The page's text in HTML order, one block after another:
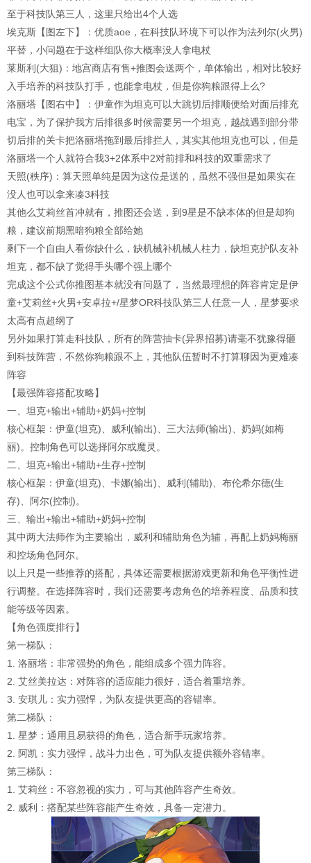
至于科技队第三人，这里只给出4个人选
埃克斯【图左下】：优质aoe，在科技队环境下可以作为法列尔(火男)
平替，小问题在于这样组队你大概率没人拿电杖
莱斯利(大狙)：地宫商店有售+推图会送两个，单体输出，相对比较好
入手培养的科技队打手，也能拿电杖，但是你狗粮跟得上么?
洛丽塔【图右中】：伊童作为坦克可以大跳切后排顺便给对面后排充
电宝，为了保护我方后排很多时候需要另一个坦克，越战遇到部分带
切后排的关卡把洛丽塔拖到最后排拦人，其实其他坦克也可以，但是
洛丽塔一个人就符合我3+2体系中2对前排和科技的双重需求了
天照(秩序)：算天照单纯是因为这位是送的，虽然不强但是如果实在
没人也可以拿来凑3科技
其他么艾莉丝首冲就有，推图还会送，到9星是不缺本体的但是却狗
粮，建议前期黑暗狗粮全部给她
剩下一个自由人看你缺什么，缺机械补机械人柱力，缺坦克护队友补
坦克，都不缺了觉得手头哪个强上哪个
完成这个公式你推图基本就没有问题了，当然最理想的阵容肯定是伊
童+艾莉丝+火男+安卓拉+/星梦OR科技队第三人任意一人，星梦要求
太高有点超纲了
另外如果打算走科技队，所有的阵营抽卡(异界招募)请毫不犹豫得砸
到科技阵营，不然你狗粮跟不上，其他队伍暂时不打算聊因为更难凑
阵容
【最强阵容搭配攻略​】
一、坦克+输出+辅助+奶妈+控制
核心框架：伊童(坦克)、威利(输出)、三大法师(输出)、奶妈(如梅
丽)。控制角色可以选择阿尔或魔灵。
二、坦克+输出+辅助+生存+控制
核心框架：伊童(坦克)、卡娜(输出)、威利(辅助)、布伦希尔德(生
存)、阿尔(控制)。
三、输出+输出+辅助+奶妈+控制
其中两大法师作为主要输出，威利和辅助角色为辅，再配上奶妈梅丽
和控场角色阿尔。
以上只是一些推荐的搭配，具体还需要根据游戏更新和角色平衡性进
行调整。在选择阵容时，我们还需要考虑角色的培养程度、品质和技
能等级等因素。
【角色强度排行】
第一梯队：
1. 洛丽塔：非常强势的角色，能组成多个强力阵容。
2. 艾丝美拉达：对阵容的适应能力很好，适合着重培养。
3. 安琪儿：实力强悍，为队友提供更高的容错率。
第二梯队：
1. 星梦：通用且易获得的角色，适合新手玩家培养。
2. 阿凯：实力强悍，战斗力出色，可为队友提供额外容错率。
第三梯队：
1. 艾莉丝：不容忽视的实力，可与其他阵容产生奇效。
2. 威利：搭配某些阵容能产生奇效，具备一定潜力。